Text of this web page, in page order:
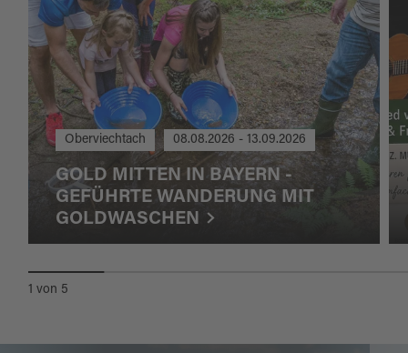
Oberviechtach 08.08.2026 - 13.09.2026
GOLD MITTEN IN BAYERN -
GEFÜHRTE WANDERUNG MIT
GOLDWASCHEN
1 von 5